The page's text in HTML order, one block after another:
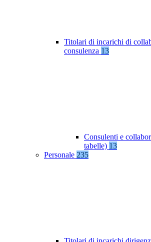
Titolari di incarichi di
consulenza 13
Consulenti e
tabelle) 13
Personale 235